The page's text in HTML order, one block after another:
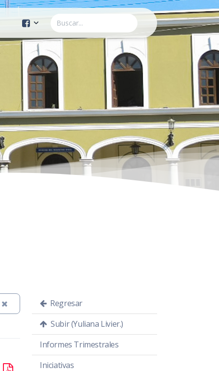
Cuenta Oficial
Construcción de Comunidad
Servicios Públicos
Instituto de la Mujer
Tránsito y Vialidad
Gestión de la Ciudad
Youtube
Regresar
Subir (Yuliana Livier.)
Informes Trimestrales
Iniciativas